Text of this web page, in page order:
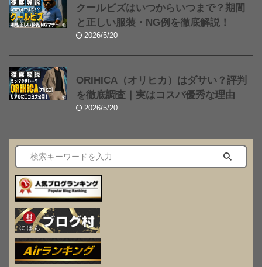
クールビズはいつからいつまで？期間
と正しい服装・NG例を徹底解説！
2026/5/20
ORIHICA（オリヒカ）はダサい？評判
を徹底調査｜実はコスパ優秀な理由
2026/5/20